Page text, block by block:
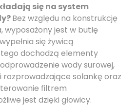
się na system
Bez względu na konstrukcję
wyposażony jest w butlę
się żywicą
dochodzą elementy
wody surowej,
rozprowadzające solankę oraz
filtrem
jest dzięki głowicy.